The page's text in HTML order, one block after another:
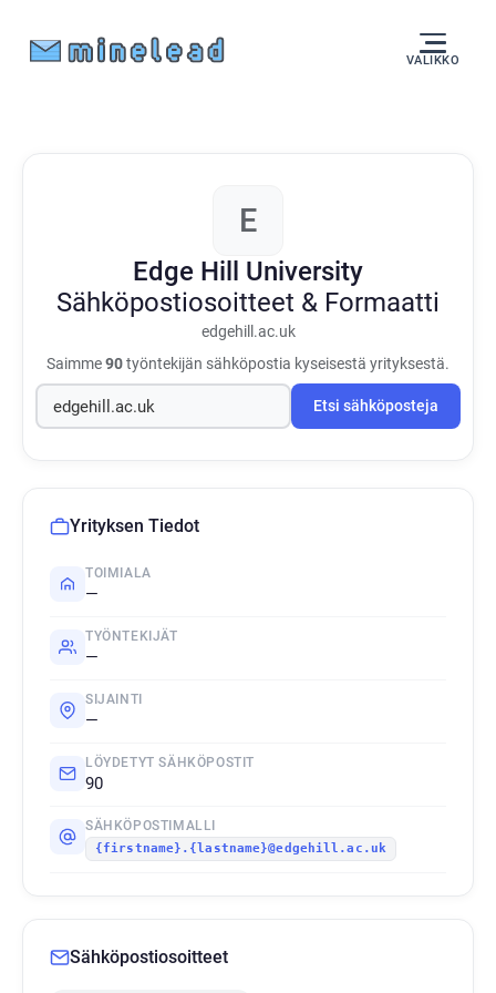
VALIKKO
E
Edge Hill University
Sähköpostiosoitteet & Formaatti
edgehill.ac.uk
Saimme90työntekijän sähköpostia kyseisestä yrityksestä.
Etsi sähköposteja
Yrityksen Tiedot
TOIMIALA
—
TYÖNTEKIJÄT
—
SIJAINTI
—
LÖYDETYT SÄHKÖPOSTIT
90
SÄHKÖPOSTIMALLI
{firstname}.{lastname}@edgehill.ac.uk
Sähköpostiosoitteet